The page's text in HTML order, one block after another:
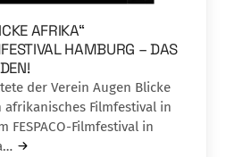
AFRIKA“
HAMBURG – DAS
der Verein Augen Blicke
afrikanisches Filmfestival in
Filmfestival in